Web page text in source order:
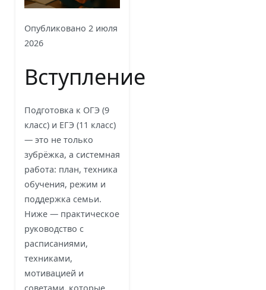
Опубликовано 2 июля
2026
Вступление
Подготовка к ОГЭ (9
класс) и ЕГЭ (11 класс)
— это не только
зубрёжка, а системная
работа: план, техника
обучения, режим и
поддержка семьи.
Ниже — практическое
руководство с
расписаниями,
техниками,
мотивацией и